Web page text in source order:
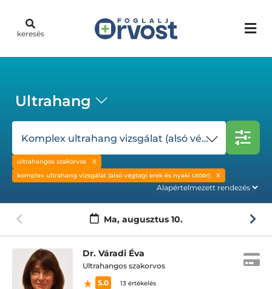
keresés
Ultrahang
Komplex ultrahang vizsgálat (alsó végtagi erek és nyaki ütőér)
ultrahangos szakorvos
komplex ultrahang vizsgálat (alsó végtagi erek és nyaki ütőér)
Ma, augusztus 10.
Dr. Váradi Éva
Ultrahangos szakorvos
5.0
13 értékelés